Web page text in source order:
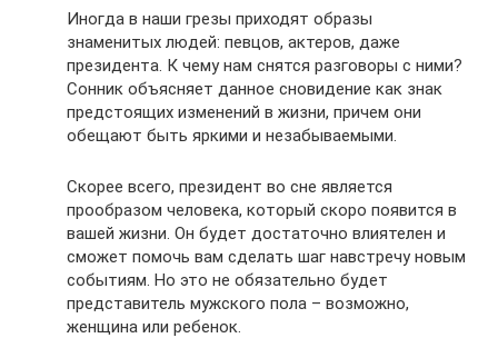
Иногда в наши грезы приходят образы
знаменитых людей: певцов, актеров, даже
президента. К чему нам снятся разговоры с ними?
Сонник объясняет данное сновидение как знак
предстоящих изменений в жизни, причем они
обещают быть яркими и незабываемыми.
Скорее всего, президент во сне является
прообразом человека, который скоро появится в
вашей жизни. Он будет достаточно влиятелен и
сможет помочь вам сделать шаг навстречу новым
событиям. Но это не обязательно будет
представитель мужского пола – возможно,
женщина или ребенок.